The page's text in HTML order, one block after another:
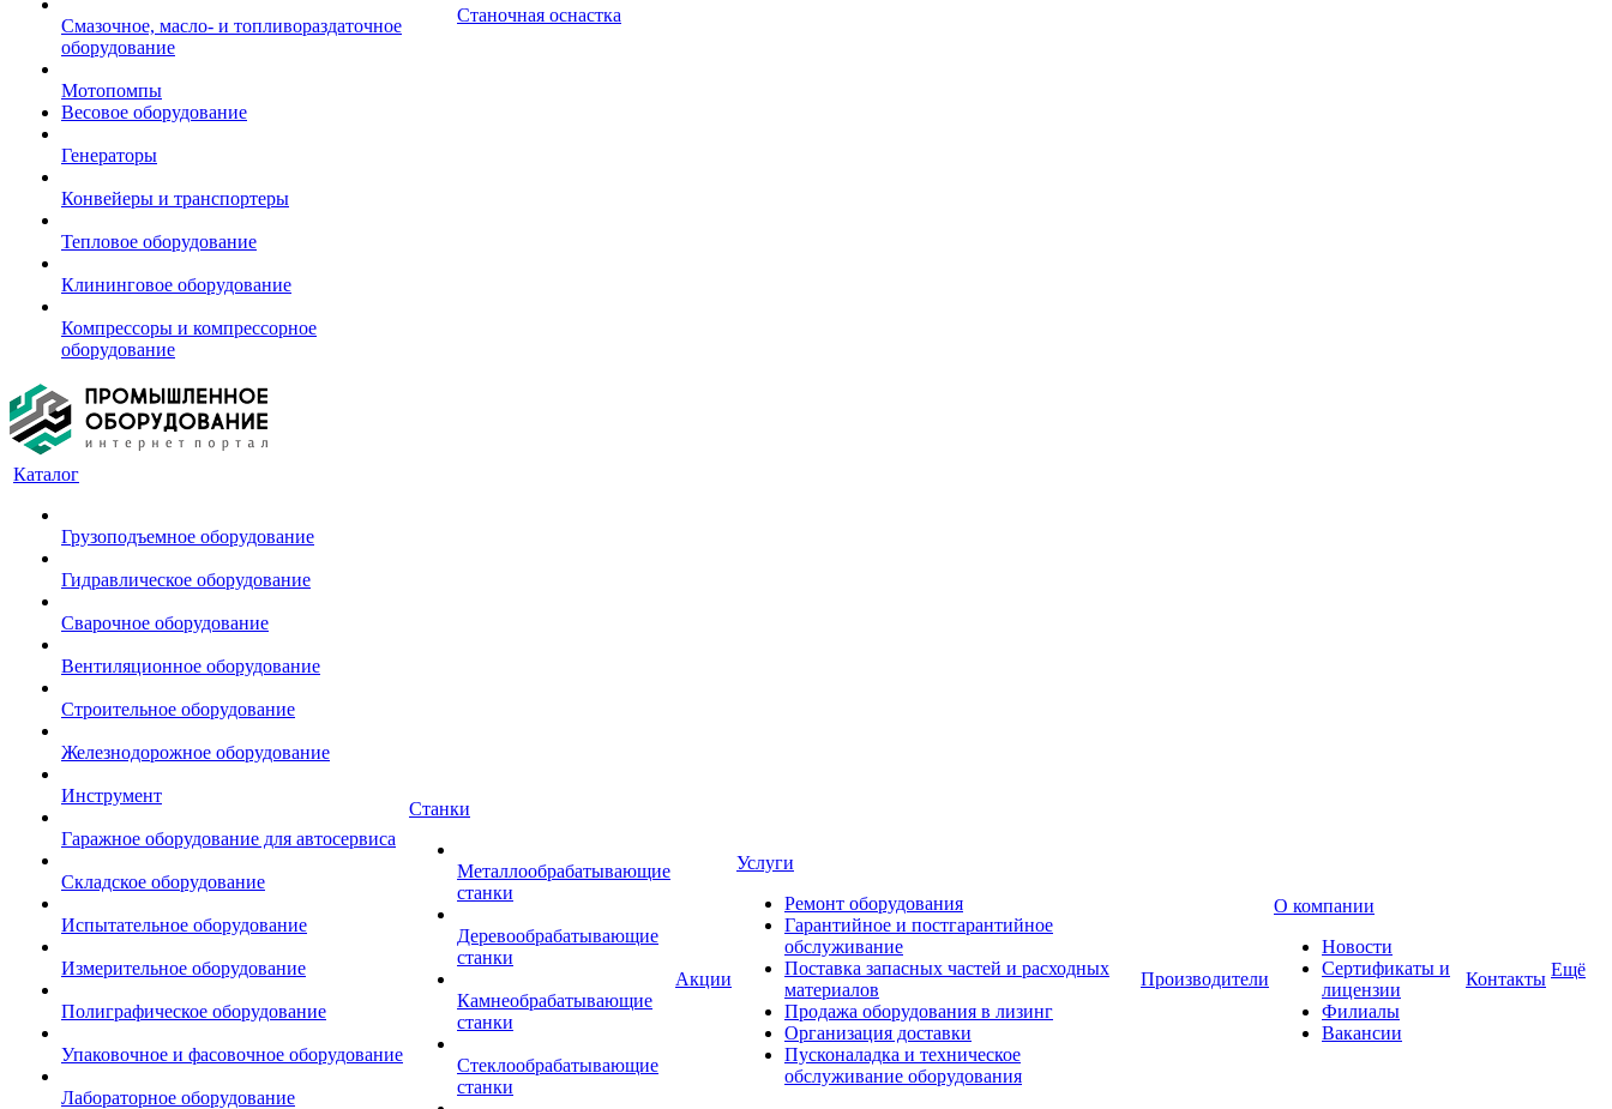
Смазочное, масло- и топливораздаточное
оборудование
Мотопомпы
Весовое оборудование
Генераторы
Конвейеры и транспортеры
Тепловое оборудование
Клининговое оборудование
Компрессоры и компрессорное
оборудование
Станочная оснастка
Каталог
Грузоподъемное оборудование
Гидравлическое оборудование
Сварочное оборудование
Вентиляционное оборудование
Строительное оборудование
Железнодорожное оборудование
Инструмент
Гаражное оборудование для автосервиса
Складское оборудование
Испытательное оборудование
Измерительное оборудование
Полиграфическое оборудование
Упаковочное и фасовочное оборудование
Лабораторное оборудование
Станки
Металлообрабатывающие
станки
Деревообрабатывающие
станки
Камнеобрабатывающие
станки
Стеклообрабатывающие
станки
Акции
Услуги
Ремонт оборудования
Гарантийное и постгарантийное
обслуживание
Поставка запасных частей и расходных
материалов
Продажа оборудования в лизинг
Организация доставки
Пусконаладка и техническое
обслуживание оборудования
Производители
О компании
Новости
Сертификаты и
лицензии
Филиалы
Вакансии
Контакты Ещё